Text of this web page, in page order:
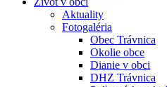
Aktuality
Fotogaléria
Obec Trávnica
Okolie obce
Dianie v obci
DHZ Trávnica